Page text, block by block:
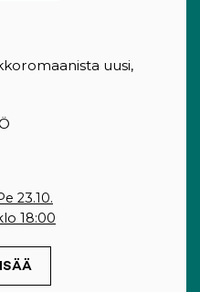
uusi,
23.10.
18:00
TAB)